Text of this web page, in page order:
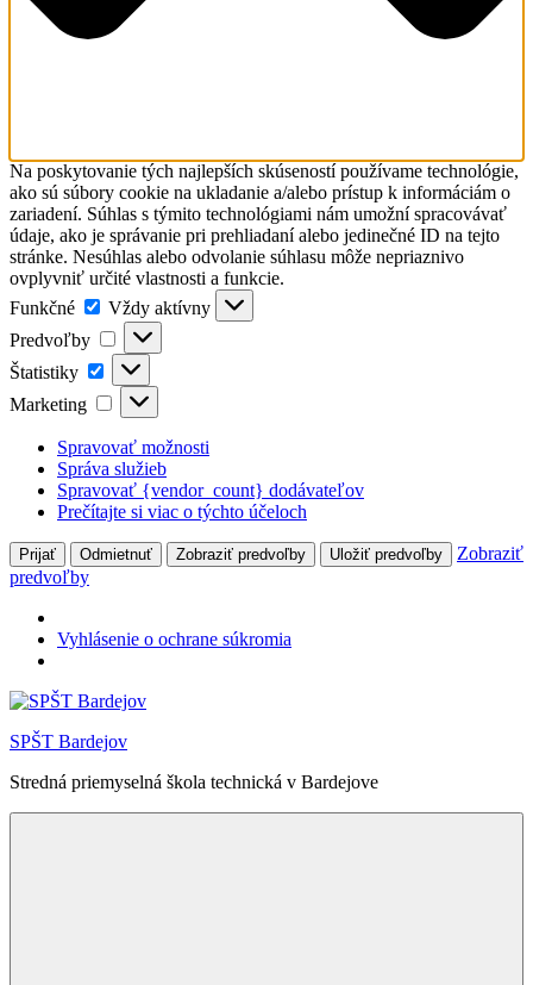
Na poskytovanie tých najlepších skúseností používame technológie,
ako sú súbory cookie na ukladanie a/alebo prístup k informáciám o
zariadení. Súhlas s týmito technológiami nám umožní spracovávať
údaje, ako je správanie pri prehliadaní alebo jedinečné ID na tejto
stránke. Nesúhlas alebo odvolanie súhlasu môže nepriaznivo
ovplyvniť určité vlastnosti a funkcie.
Funkčné
Funkčné
Vždy aktívny
Predvoľby
Predvoľby
Štatistiky Štatistiky
Marketing Marketing
Spravovať možnosti
Správa služieb
Spravovať {vendor_count} dodávateľov
Prečítajte si viac o týchto účeloch
Prijať Odmietnuť Zobraziť predvoľby Uložiť predvoľby
Zobraziť
predvoľby
Vyhlásenie o ochrane súkromia
Skip
content
SPŠT Bardejov
Stredná priemyselná škola technická v Bardejove